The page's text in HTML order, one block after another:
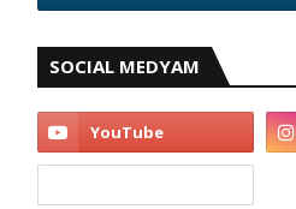
SOCIAL MEDYAM